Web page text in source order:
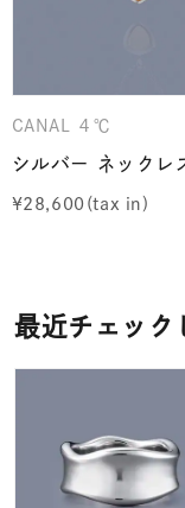
CANAL ４℃
シルバー ネックレ
¥28,600
最近チェック